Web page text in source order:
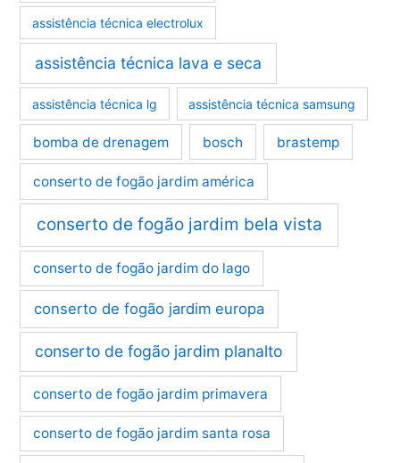
assistência técnica electrolux
assistência técnica lava e seca
assistência técnica lg assistência técnica samsung
bomba de drenagem bosch brastemp
conserto de fogão jardim américa
conserto de fogão jardim bela vista
conserto de fogão jardim do lago
conserto de fogão jardim europa
conserto de fogão jardim planalto
conserto de fogão jardim primavera
conserto de fogão jardim santa rosa